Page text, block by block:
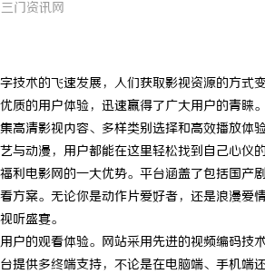
门资讯网
技术的飞速发展，人们获取影视资源的方式
质的用户体验，迅速赢得了广大用户的青睐
高清影视内容、多样类别选择和高效播放体
与动漫，用户都能在这里轻松找到自己心仪
利电影网的一大优势。平台涵盖了包括国
方案。无论你是动作片爱好者，还是浪漫
听盛宴。
户的观看体验。网站采用先进的视频编码
提供多终端支持，不论是在电脑端、手机端